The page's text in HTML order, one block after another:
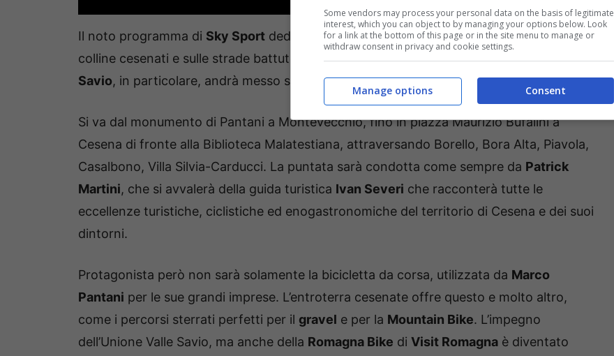
Il noto programma di Sky Sport dedicato al cicloturismo punta dunque i riflettori sulle
colline cesenati e sulle strade battute da Marco Pantani. Il territorio dell’Unione Valle del
Savio, in particolare, andrà messo sotto esame da oggi per tutta la settimana.
Si va dal monumento di Pantani a Montevecchio, fino in piazza Maurizio Bufalini a
Cesena di fronte alla Biblioteca Malatestiana, attraversando Borello, Bora Alta, Piavola,
Casalbono, Villa Silvia-Carducci. La puntata sarà condotta come sempre da Patrick
Martini, che si avvalerà della guida turistica Ivan Severi che racconterà tutte le
eccellenze turistiche, ciclistiche ed enogastronomiche del territorio di Cesena e dei suoi
dintorni.
Protagonista però non sarà solamente la bicicletta da corsa, utilizzata da Marco
Pantani per le sue grandi imprese. L’entroterra cesenate offre questo e molto altro,
come i percorsi sterrati perfetti per il gravel e per la Mountain Bike. L’impegno
dell’Unione Valle Savio, ma anche della Romagna Bike di Visit Romagna è diventato
Some vendors may process your personal data on the basis of legitimate
interest, which you can object to by managing your options below. Look
for a link at the bottom of this page or in the site menu to manage or
withdraw consent in privacy and cookie settings.
Consent
Manage options